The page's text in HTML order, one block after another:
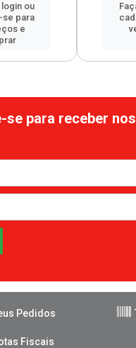
login ou
se para
e
se para receber
Pedidos
Fiscais